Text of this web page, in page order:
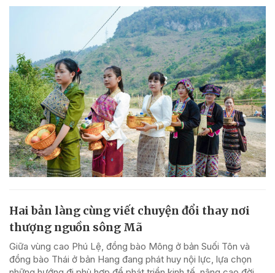
Hai bản làng cùng viết chuyện đổi thay nơi
thượng nguồn sông Mã
Giữa vùng cao Phú Lệ, đồng bào Mông ở bản Suối Tôn và
đồng bào Thái ở bản Hang đang phát huy nội lực, lựa chọn